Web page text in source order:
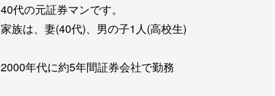
40代の元証券マンです。
家族は、妻(40代)、男の子1人(高校生)
2000年代に約5年間証券会社で勤務